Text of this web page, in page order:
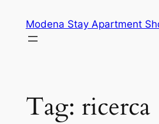
contenuto
Modena Stay Apartment
Tag: ricerca